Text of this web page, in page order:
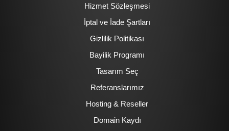
Hizmet Sözleşmesi
İptal ve İade Şartları
Gizlilik Politikası
Bayilik Programı
Tasarım Seç
Referanslarımız
Hosting & Reseller
Domain Kaydı